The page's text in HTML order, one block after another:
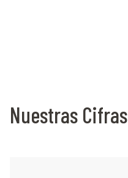
Nuestras Cifras